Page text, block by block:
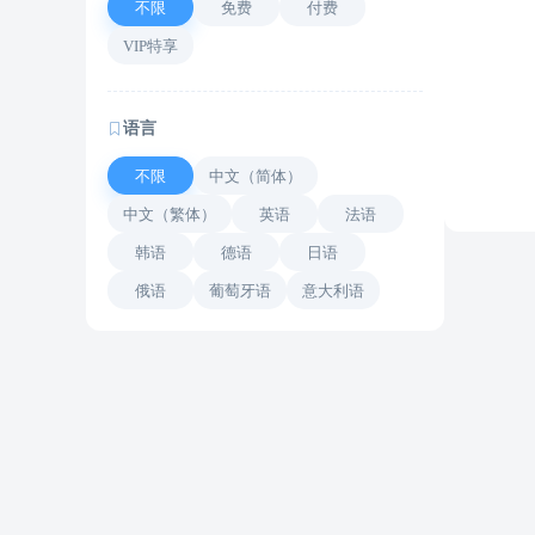
不限 免费 付费
VIP特享
语言
不限 中文（简体）
中文（繁体） 英语 法语
韩语 德语 日语
俄语 葡萄牙语 意大利语